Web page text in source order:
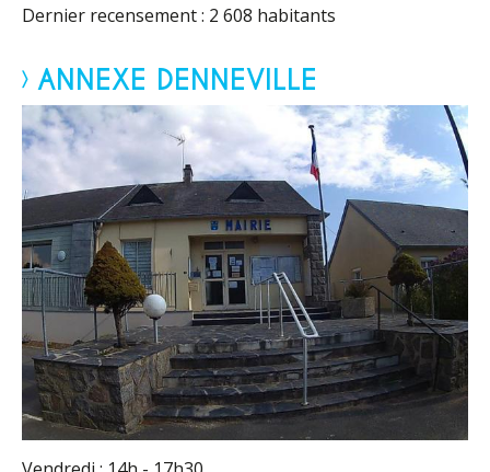
Dernier recensement : 2 608 habitants
ANNEXE DENNEVILLE